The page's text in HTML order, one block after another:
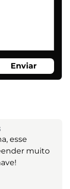
Enviar
esse
muito